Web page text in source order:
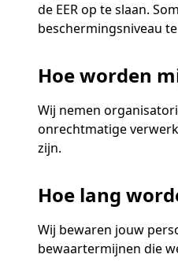
de EER op te slaan.
beschermingsniveau
Hoe worden
Wij nemen
onrechtmatige
zijn.
Hoe lang
Wij bewaren jouw
bewaartermijnen die